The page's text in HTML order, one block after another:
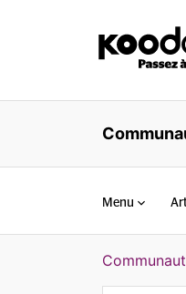
Menu